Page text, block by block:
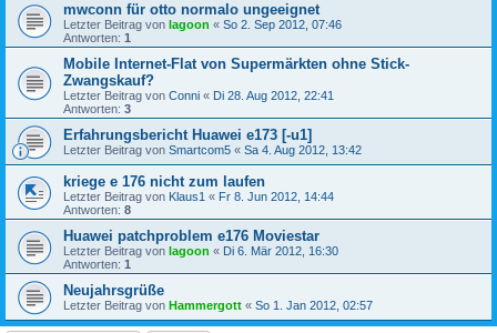
mwconn für otto normalo ungeeignet
Letzter Beitrag von lagoon « So 2. Sep 2012, 07:46
Antworten: 1
Mobile Internet-Flat von Supermärkten ohne Stick-
Zwangskauf?
Letzter Beitrag von Conni « Di 28. Aug 2012, 22:41
Antworten: 3
Erfahrungsbericht Huawei e173 [-u1]
Letzter Beitrag von Smartcom5 « Sa 4. Aug 2012, 13:42
kriege e 176 nicht zum laufen
Letzter Beitrag von Klaus1 « Fr 8. Jun 2012, 14:44
Antworten: 8
Huawei patchproblem e176 Moviestar
Letzter Beitrag von lagoon « Di 6. Mär 2012, 16:30
Antworten: 1
Neujahrsgrüße
Letzter Beitrag von Hammergott « So 1. Jan 2012, 02:57